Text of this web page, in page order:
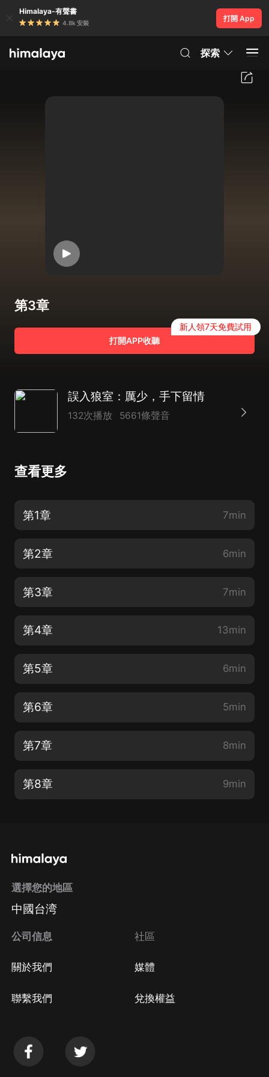
Himalaya-有聲書
4.8k 安裝
打開 App
探索
第3章
打開APP收聽
新人領7天免費試用
誤入狼室：厲少，手下留情
132次播放 5661條聲音
查看更多
第1章 7min
第2章 6min
第3章 7min
第4章 13min
第5章 6min
第6章 5min
第7章 8min
第8章 9min
選擇您的地區
中國台湾
公司信息
關於我們
聯繫我們
社區
媒體
兌換權益